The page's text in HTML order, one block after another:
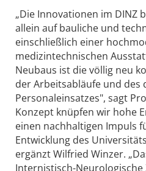
„Die Innovationen im DINZ
allein auf bauliche und
einschließlich einer
medizintechnischen
Neubaus ist die völlig neu
der Arbeitsabläufe und des
Personaleinsatzes", sagt
Konzept knüpfen wir hohe
einen nachhaltigen Impuls
Entwicklung des
ergänzt Wilfried Winzer.
Internistisch-